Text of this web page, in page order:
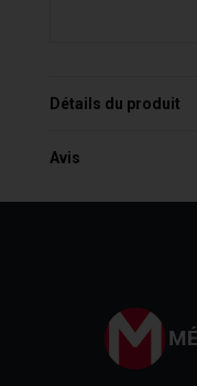
Détails du produit
Avis